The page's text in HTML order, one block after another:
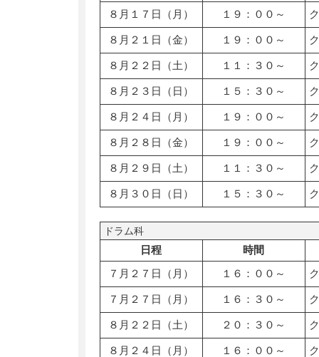
８月１７日（月） １９：００～
８月２１日（金） １９：００～
８月２２日（土） １１：３０～
８月２３日（日） １５：３０～
８月２４日（月） １９：００～
８月２８日（金） １９：００～
８月２９日（土） １１：３０～
８月３０日（日） １５：３０～
ドラム科
日程
時間
７月２７日（月）
１６：００～
７月２７日（月） １６：３０～
８月２２日（土） ２０：３０～
８月２４日（月） １６：００～